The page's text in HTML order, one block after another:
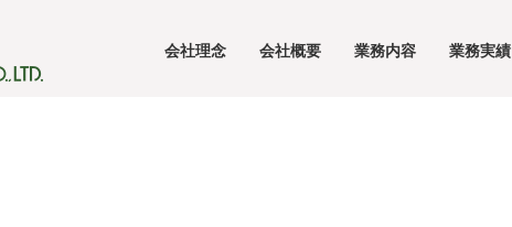
会社理念 会社概要 業務内容 業務実績